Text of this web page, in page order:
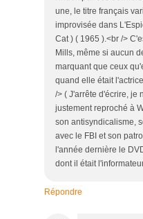
une, le titre français
improvisée dans
Cat ) ( 1965 ).<br />
Mills, même si aucun
marquant que ceux
quand elle était
/> ( J'arrête d'écrire, je
justement reproché à
son antisyndicalisme,
avec le FBI et son
l'année dernière le
dont il était
Répondre